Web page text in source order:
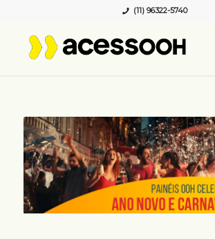
(11) 96322-5740